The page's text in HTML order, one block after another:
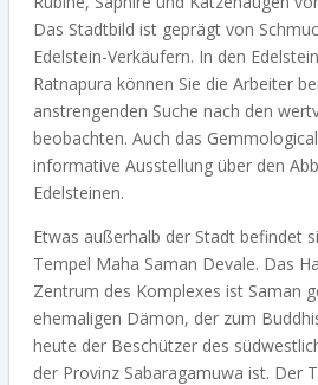
Das Stadtbild ist geprägt von
Edelstein-Verkäufern. In den
Ratnapura können Sie die Arbeiter
anstrengenden Suche nach den
beobachten. Auch das
informative Ausstellung über den
Edelsteinen.
Etwas außerhalb der Stadt befindet
Tempel Maha Saman Devale. Das
Zentrum des Komplexes ist Saman
ehemaligen Dämon, der zum
heute der Beschützer des
der Provinz Sabaragamuwa ist. Der